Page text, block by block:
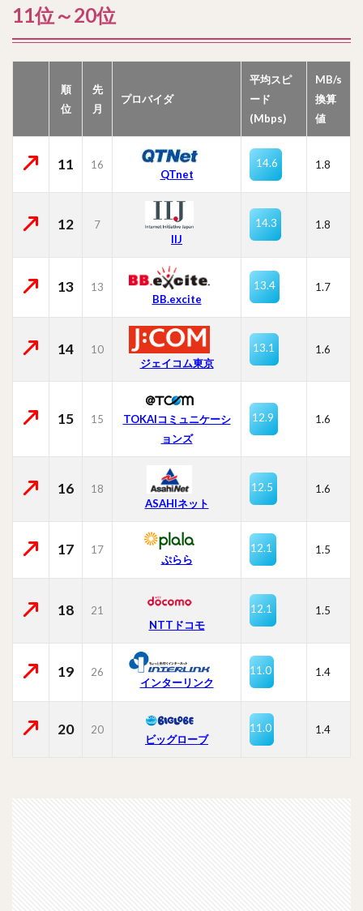
11位～20位
順
位
先
月
プロバイダ
平均スピ
ード
(Mbps)
MB/s
換算
値
11 16
QTnet
14.6 1.8
12
7
IIJ
14.3 1.8
13
13
BB.excite
13.4 1.7
14
10
ジェイコム東京
13.1 1.6
15 15
TOKAIコミュニケーシ
ョンズ
12.9 1.6
16
18
ASAHIネット
12.5 1.6
17 17
ぷらら
12.1 1.5
18
21
NTTドコモ
12.1 1.5
19
26
インターリンク
11.0 1.4
20 20
ビッグローブ
11.0 1.4